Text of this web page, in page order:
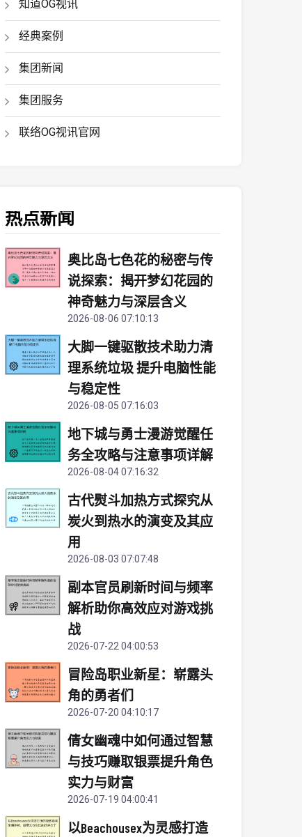
知道OG视讯
经典案例
集团新闻
集团服务
联络OG视讯官网
热点新闻
奥比岛七色花的秘密与传
说探索：揭开梦幻花园的
神奇魅力与深层含义
2026-08-06 07:10:13
大脚一键驱散技术助力清
理系统垃圾 提升电脑性能
与稳定性
2026-08-05 07:16:03
地下城与勇士漫游觉醒任
务全攻略与注意事项详解
2026-08-04 07:16:32
古代熨斗加热方式探究从
炭火到热水的演变及其应
用
2026-08-03 07:07:48
副本官员刷新时间与频率
解析助你高效应对游戏挑
战
2026-07-22 04:00:53
冒险岛职业新星：崭露头
角的勇者们
2026-07-20 04:10:17
倩女幽魂中如何通过智慧
与技巧赚取银票提升角色
实力与财富
2026-07-19 04:00:41
以Beachousex为灵感打造